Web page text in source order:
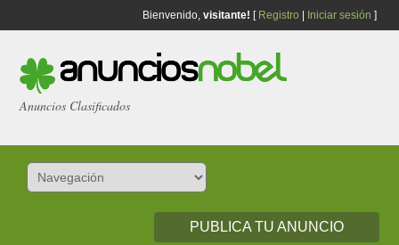
Bienvenido, visitante! [ Registro Iniciar sesión ]
Anuncios Clasificados
PUBLICA TU ANUNCIO